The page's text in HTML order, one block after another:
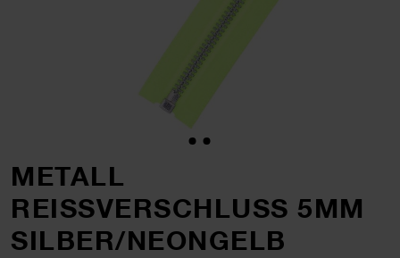
METALL
REISSVERSCHLUSS 5MM
SILBER/NEONGELB